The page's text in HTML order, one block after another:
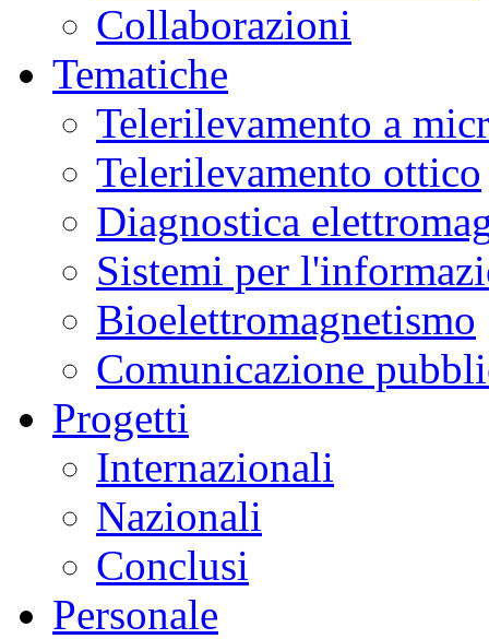
Collaborazioni
Tematiche
Telerilevamento a
Telerilevamento ottico
Diagnostica
Sistemi per
Bioelettromagnetismo
Comunicazione
Progetti
Internazionali
Nazionali
Conclusi
Personale